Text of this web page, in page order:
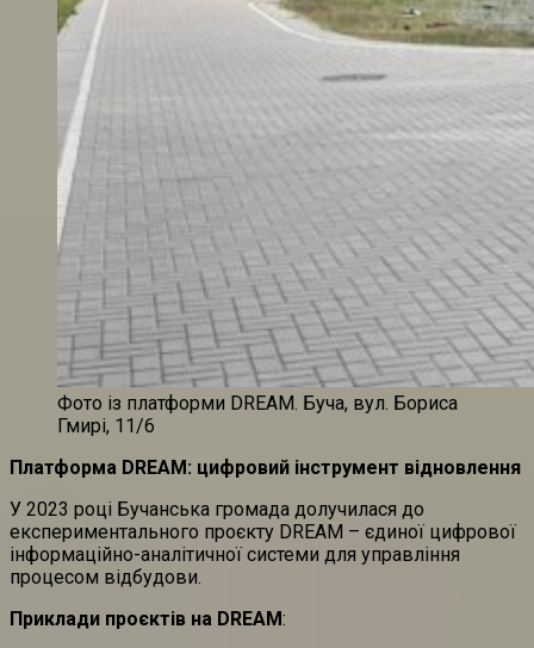
Фото із платформи DREAM. Буча, вул. Бориса
Гмирі, 11/6
Платформа DREAM: цифровий інструмент відновлення
У 2023 році Бучанська громада долучилася до
експериментального проєкту DREAM – єдиної цифрової
інформаційно-аналітичної системи для управління
процесом відбудови.
Приклади проєктів на DREAM: